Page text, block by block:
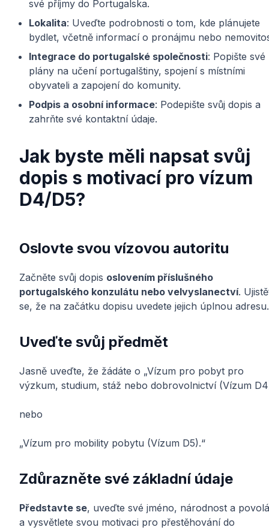
své příjmy do Portugalska.
Lokalita: Uveďte podrobnosti o tom, kde plánujete
bydlet, včetně informací o pronájmu nebo
Integrace do portugalské společnosti: Popište své
plány na učení portugalštiny, spojení s místními
obyvateli a zapojení do komunity.
Podpis a osobní informace: Podepište svůj dopis a
zahrňte své kontaktní údaje.
Jak byste měli napsat svůj
dopis s motivací pro vízum
D4/D5?
Oslovte svou vízovou autoritu
Začněte svůj dopis oslovením příslušného
portugalského konzulátu nebo velvyslanectví.
se, že na začátku dopisu uvedete jejich úplnou adresu.
Uveďte svůj předmět
Jasně uveďte, že žádáte o „Vízum pro pobyt pro
výzkum, studium, stáž nebo dobrovolnictví (Vízum
nebo
„Vízum pro mobility pobytu (Vízum D5).“
Zdůrazněte své základní údaje
Představte se, uveďte své jméno, národnost a
a vysvětlete svou motivaci pro přestěhování do